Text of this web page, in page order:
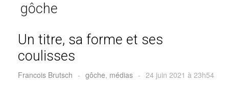
gôche
Un titre, sa forme et ses
coulisses
Francois Brutsch - gôche, médias - 24 juin 2021 à 23h54